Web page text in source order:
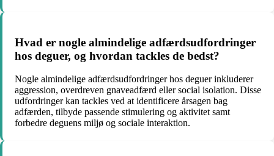
Hvad er nogle almindelige adfærdsudfordringer
hos deguer, og hvordan tackles de bedst?
Nogle almindelige adfærdsudfordringer hos deguer inkluderer
aggression, overdreven gnaveadfærd eller social isolation. Disse
udfordringer kan tackles ved at identificere årsagen bag
adfærden, tilbyde passende stimulering og aktivitet samt
forbedre deguens miljø og sociale interaktion.